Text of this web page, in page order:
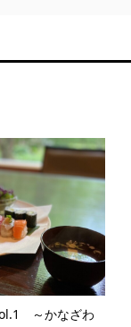
～かなざわ